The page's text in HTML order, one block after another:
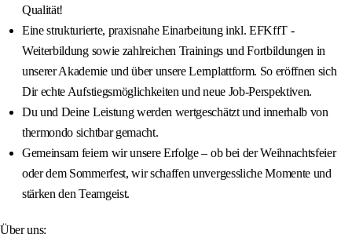
Qualität!
Eine strukturierte, praxisnahe Einarbeitung inkl. EFKffT -
Weiterbildung sowie zahlreichen Trainings und Fortbildungen in
unserer Akademie und über unsere Lernplattform. So eröffnen sich
Dir echte Aufstiegsmöglichkeiten und neue Job-Perspektiven.
Du und Deine Leistung werden wertgeschätzt und innerhalb von
thermondo sichtbar gemacht.
Gemeinsam feiern wir unsere Erfolge – ob bei der Weihnachtsfeier
oder dem Sommerfest, wir schaffen unvergessliche Momente und
stärken den Teamgeist.
Über uns: